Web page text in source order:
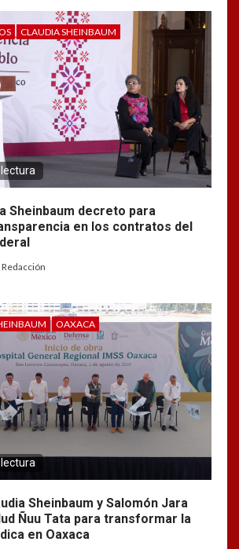
CLAUDIA SHEINBAUM
Sheinbaum decreto para
en los contratos del
Redacción
OAXACA
Sheinbaum y Salomón Jara
Ñuu Tata para transformar la
en Oaxaca